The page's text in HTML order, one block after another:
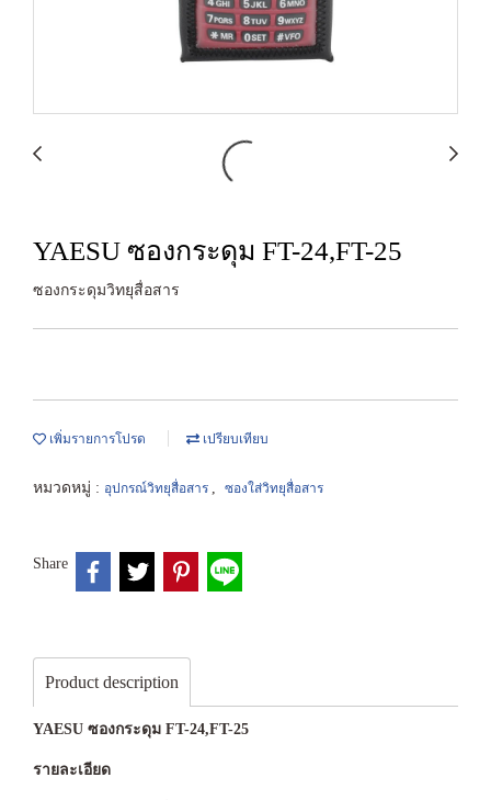
YAESU ซองกระดุม FT-24,FT-25
ซองกระดุมวิทยุสื่อสาร
เพิ่มรายการโปรด เปรียบเทียบ
หมวดหมู่ : อุปกรณ์วิทยุสื่อสาร , ซองใส่วิทยุสื่อสาร
Share
Product description
YAESU ซองกระดุม FT-24,FT-25
รายละเอียด